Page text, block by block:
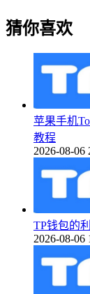
猜你喜欢
苹果手机
教程
2026-08-06
TP钱包的
2026-08-06